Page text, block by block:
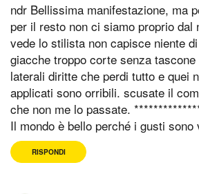
ndr Bellissima manifestazione, ma
per il resto non ci siamo proprio dal
vede lo stilista non capisce niente
giacche troppo corte senza
laterali diritte che perdi tutto e quei
applicati sono orribili. scusate il
che non me lo passate.
Il mondo è bello perché i gusti sono
RISPONDI